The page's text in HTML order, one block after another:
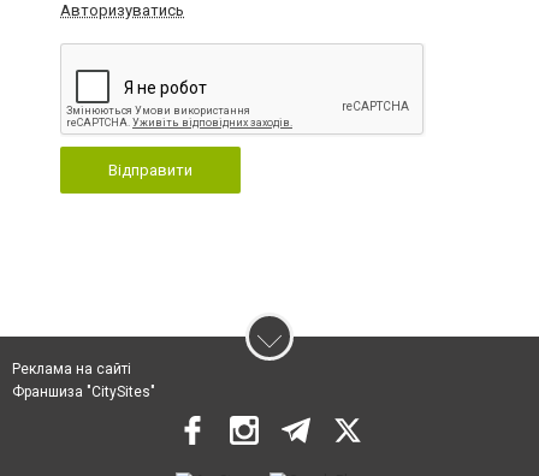
Авторизуватись
Відправити
Реклама на сайті
Франшиза "CitySites"